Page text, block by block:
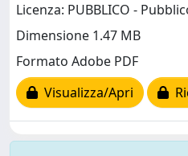
Licenza: PUBBLICO -
Dimensione 1.47 MB
Formato Adobe PDF
Visualizza/Apri